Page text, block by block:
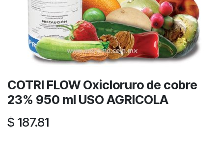
COTRI FLOW Oxicloruro de cobre
23% 950 ml USO AGRICOLA
$ 187.81